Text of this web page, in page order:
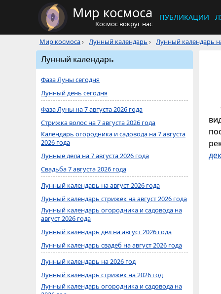
Мир космоса
Космос вокруг нас
ПУБЛИКАЦИИ
Мир космоса› Лунный календарь › Лунный календарь
Лунный календарь
Фаза Луны сегодня
Лунный день сегодня
Фаза Луны на 7 августа 2026 года
Стрижка волос на 7 августа 2026 года
Календарь огородника и садовода на 7 августа
2026 года
Лунные дела на 7 августа 2026 года
Свадьба 7 августа 2026 года
Лунный календарь на август 2026 года
Лунный календарь стрижек на август 2026 года
Лунный календарь огородника и садовода на
август 2026 года
Лунный календарь дел на август 2026 года
Лунный календарь свадеб на август 2026 года
Лунный календарь на 2026 год
Лунный календарь стрижек на 2026 год
Лунный календарь огородника и садовода на